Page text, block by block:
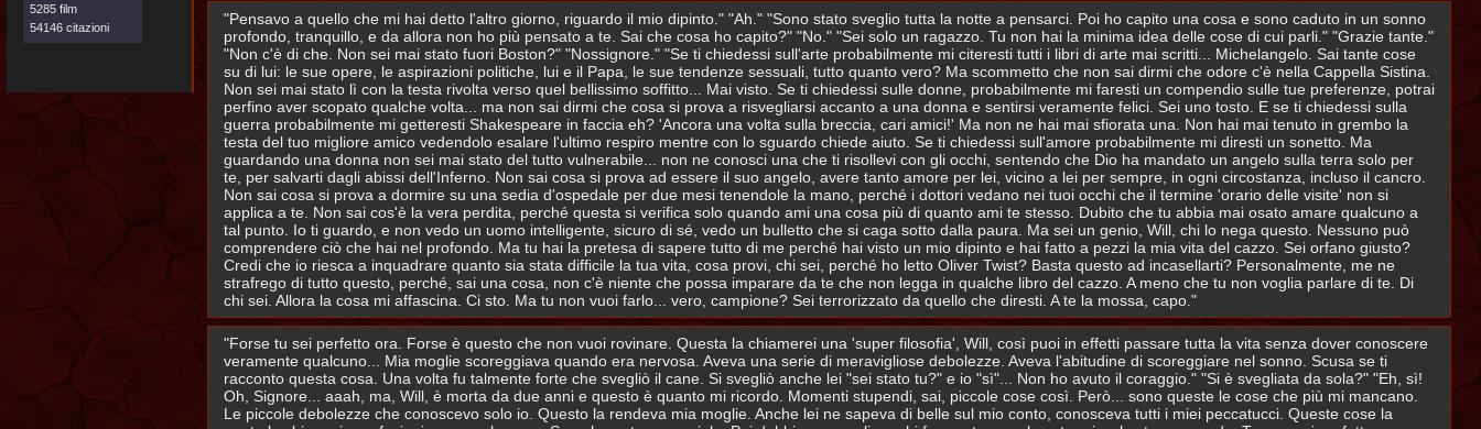
5285 film
54146 citazioni
"Pensavo a quello che mi hai detto l'altro giorno, riguardo il mio dipinto." "Ah." "Sono stato sveglio tutta la notte a pensarci. Poi ho capito una cosa e sono caduto in un sonno
profondo, tranquillo, e da allora non ho più pensato a te. Sai che cosa ho capito?" "No." "Sei solo un ragazzo. Tu non hai la minima idea delle cose di cui parli." "Grazie tante."
"Non c'è di che. Non sei mai stato fuori Boston?" "Nossignore." "Se ti chiedessi sull'arte probabilmente mi citeresti tutti i libri di arte mai scritti... Michelangelo. Sai tante cose
su di lui: le sue opere, le aspirazioni politiche, lui e il Papa, le sue tendenze sessuali, tutto quanto vero? Ma scommetto che non sai dirmi che odore c'è nella Cappella Sistina.
Non sei mai stato lì con la testa rivolta verso quel bellissimo soffitto... Mai visto. Se ti chiedessi sulle donne, probabilmente mi faresti un compendio sulle tue preferenze, potrai
perfino aver scopato qualche volta... ma non sai dirmi che cosa si prova a risvegliarsi accanto a una donna e sentirsi veramente felici. Sei uno tosto. E se ti chiedessi sulla
guerra probabilmente mi getteresti Shakespeare in faccia eh? 'Ancora una volta sulla breccia, cari amici!' Ma non ne hai mai sfiorata una. Non hai mai tenuto in grembo la
testa del tuo migliore amico vedendolo esalare l'ultimo respiro mentre con lo sguardo chiede aiuto. Se ti chiedessi sull'amore probabilmente mi diresti un sonetto. Ma
guardando una donna non sei mai stato del tutto vulnerabile... non ne conosci una che ti risollevi con gli occhi, sentendo che Dio ha mandato un angelo sulla terra solo per
te, per salvarti dagli abissi dell'Inferno. Non sai cosa si prova ad essere il suo angelo, avere tanto amore per lei, vicino a lei per sempre, in ogni circostanza, incluso il cancro.
Non sai cosa si prova a dormire su una sedia d'ospedale per due mesi tenendole la mano, perché i dottori vedano nei tuoi occhi che il termine 'orario delle visite' non si
applica a te. Non sai cos'è la vera perdita, perché questa si verifica solo quando ami una cosa più di quanto ami te stesso. Dubito che tu abbia mai osato amare qualcuno a
tal punto. Io ti guardo, e non vedo un uomo intelligente, sicuro di sé, vedo un bulletto che si caga sotto dalla paura. Ma sei un genio, Will, chi lo nega questo. Nessuno può
comprendere ciò che hai nel profondo. Ma tu hai la pretesa di sapere tutto di me perché hai visto un mio dipinto e hai fatto a pezzi la mia vita del cazzo. Sei orfano giusto?
Credi che io riesca a inquadrare quanto sia stata difficile la tua vita, cosa provi, chi sei, perché ho letto Oliver Twist? Basta questo ad incasellarti? Personalmente, me ne
strafrego di tutto questo, perché, sai una cosa, non c'è niente che possa imparare da te che non legga in qualche libro del cazzo. A meno che tu non voglia parlare di te. Di
chi sei. Allora la cosa mi affascina. Ci sto. Ma tu non vuoi farlo... vero, campione? Sei terrorizzato da quello che diresti. A te la mossa, capo."
"Forse tu sei perfetto ora. Forse è questo che non vuoi rovinare. Questa la chiamerei una 'super filosofia', Will, così puoi in effetti passare tutta la vita senza dover conoscere
veramente qualcuno... Mia moglie scoreggiava quando era nervosa. Aveva una serie di meravigliose debolezze. Aveva l'abitudine di scoreggiare nel sonno. Scusa se ti
racconto questa cosa. Una volta fu talmente forte che svegliò il cane. Si svegliò anche lei "sei stato tu?" e io "sì"... Non ho avuto il coraggio." "Si è svegliata da sola?" "Eh, sì!
Oh, Signore... aaah, ma, Will, è morta da due anni e questo è quanto mi ricordo. Momenti stupendi, sai, piccole cose così. Però... sono queste le cose che più mi mancano.
Le piccole debolezze che conoscevo solo io. Questo la rendeva mia moglie. Anche lei ne sapeva di belle sul mio conto, conosceva tutti i miei peccatucci. Queste cose la